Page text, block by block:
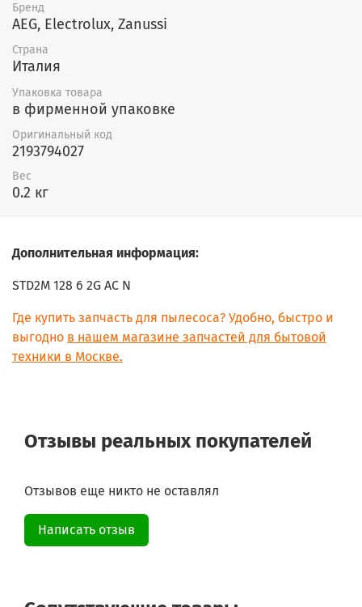
Бренд
AEG, Electrolux, Zanussi
Страна
Италия
Упаковка товара
в фирменной упаковке
Оригинальный код
2193794027
Вес
0.2 кг
Дополнительная информация:
STD2M 128 6 2G AC N
Где купить запчасть для пылесоса? Удобно, быстро и
выгодно в нашем магазине запчастей для бытовой
техники в Москве.
Отзывы реальных покупателей
Отзывов еще никто не оставлял
Написать отзыв